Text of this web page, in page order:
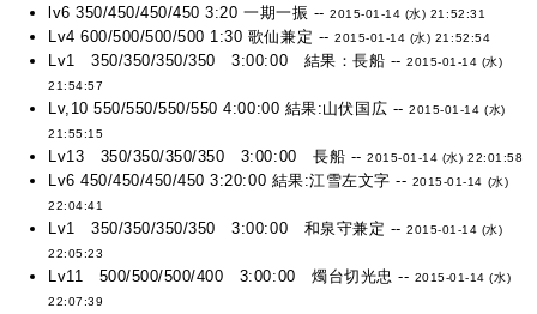
lv6 350/450/450/450 3:20 一期一振 --2015-01-14 (水) 21:52:31
Lv4 600/500/500/500 1:30 歌仙兼定 --2015-01-14 (水) 21:52:54
Lv1 350/350/350/350 3:00:00 結果：長船 --2015-01-14 (水)
21:54:57
Lv,10 550/550/550/550 4:00:00 結果:山伏国広 --2015-01-14 (水)
21:55:15
Lv13 350/350/350/350 3:00:00 長船 --2015-01-14 (水) 22:01:58
Lv6 450/450/450/450 3:20:00 結果:江雪左文字 -- 2015-01-14 (水)
22:04:41
Lv1 350/350/350/350 3:00:00 和泉守兼定 --2015-01-14 (水)
22:05:23
Lv11 500/500/500/400 3:00:00 燭台切光忠 -- 2015-01-14 (水)
22:07:39